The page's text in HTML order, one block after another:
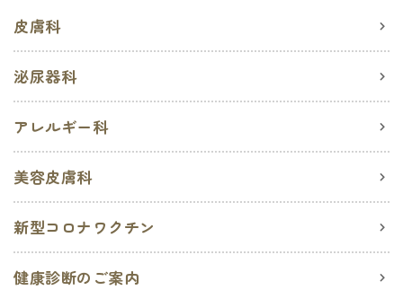
皮膚科
泌尿器科
アレルギー科
美容皮膚科
新型コロナワクチン
健康診断のご案内